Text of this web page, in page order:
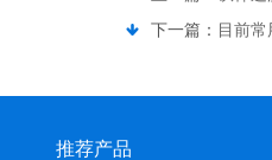
下一篇： 目前
推荐产品